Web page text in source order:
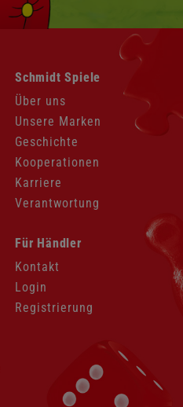
Navigation
überspringen
Schmidt Spiele
Über uns
Unsere Marken
Geschichte
Kooperationen
Karriere
Verantwortung
Navigation
überspringen
Für Händler
Kontakt
Login
Registrierung